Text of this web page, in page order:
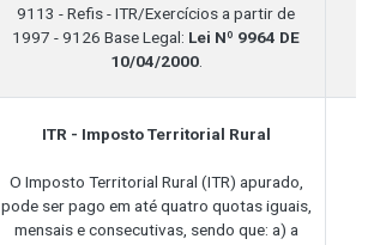
9113 - Refis - ITR/Exercícios a partir de
1997 - 9126 Base Legal: Lei Nº 9964 DE
10/04/2000.
ITR - Imposto Territorial Rural
O Imposto Territorial Rural (ITR) apurado,
pode ser pago em até quatro quotas iguais,
mensais e consecutivas, sendo que: a) a